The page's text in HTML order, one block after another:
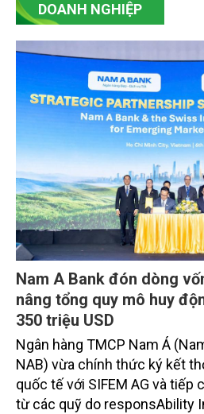
DOANH NGHIỆP
Nam A Bank đón dòng
nâng tổng quy mô huy
350 triệu USD
Ngân hàng TMCP Nam Á
NAB) vừa chính thức ký kết
quốc tế với SIFEM AG và tiếp
từ các quỹ do responsAbility